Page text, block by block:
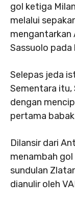
gol ketiga
melalui
mengantarkan
Sassuolo
Selepas jeda
Sementara itu,
dengan
pertama
Dilansir dari
menambah
sundulan
dianulir oleh